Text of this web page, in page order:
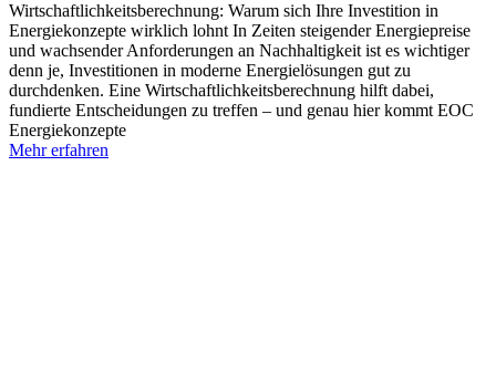
Wirtschaftlichkeitsberechnung: Warum sich Ihre Investition in
Energiekonzepte wirklich lohnt In Zeiten steigender Energiepreise
und wachsender Anforderungen an Nachhaltigkeit ist es wichtiger
denn je, Investitionen in moderne Energielösungen gut zu
durchdenken. Eine Wirtschaftlichkeitsberechnung hilft dabei,
fundierte Entscheidungen zu treffen – und genau hier kommt EOC
Energiekonzepte
Mehr erfahren